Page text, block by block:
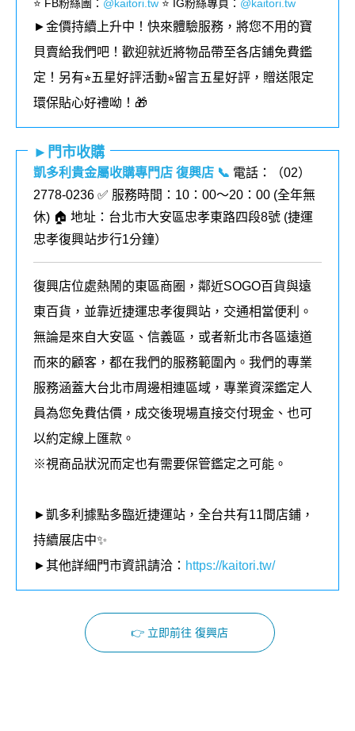
⭐️ FB粉絲團 ： @kaitori.tw ⭐️ IG粉絲專頁 ： @kaitori.tw
►金價持續上升中！快來體驗服務，將您不用的寶
貝賣給我們吧！歡迎就近將物品帶至各店鋪免費鑑
定！ 另有⭐︎五星好評活動⭐︎留言五星好評，贈送限定
環保貼心好禮呦！🎁
►門市收購
凱多利貴金屬收購專門店 復興店 📞 電話：（02）
2778-0236 ✅ 服務時間：10：00～20：00 (全年無
休) 🏠 地址：台北市大安區忠孝東路四段8號 (捷運
忠孝復興站步行1分鐘）
復興店位處熱鬧的東區商圈，鄰近SOGO百貨與遠
東百貨，並靠近捷運忠孝復興站，交通相當便利。
無論是來自大安區、信義區，或者新北市各區遠道
而來的顧客，都在我們的服務範圍內。我們的專業
服務涵蓋大台北市周邊相連區域， 專業資深鑑定人
員為您免費估價，成交後現場直接交付現金、也可
以約定線上匯款。
※視商品狀況而定也有需要保管鑑定之可能。
►凱多利據點多臨近捷運站，全台共有11間店鋪，
持續展店中✨
►其他詳細門市資訊請洽： https://kaitori.tw/
👉 立即前往 復興店